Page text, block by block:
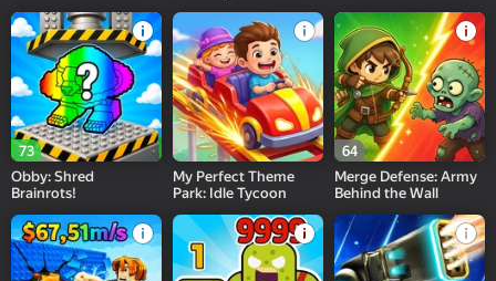
73
Obby: Shred
Brainrots!
My Perfect Theme
Park: Idle Tycoon
64
Merge Defense: Army
Behind the Wall